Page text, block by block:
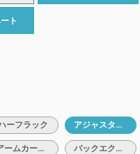
ト
ーフラック アジャスタブルベンチ
アームカールベンチ バックエクステンションベンチ